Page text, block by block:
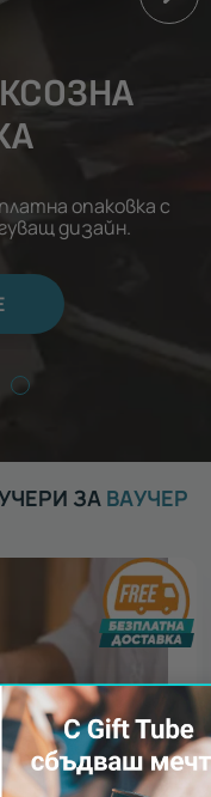
опаковка с
дизайн.
ЗА ВАУЧЕР